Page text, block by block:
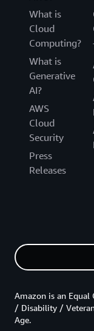
What is
Cloud
Computing?
What is
Generative
AI?
AWS
Cloud
Security
Press
Releases
Amazon is an
/ Disability /
Age.